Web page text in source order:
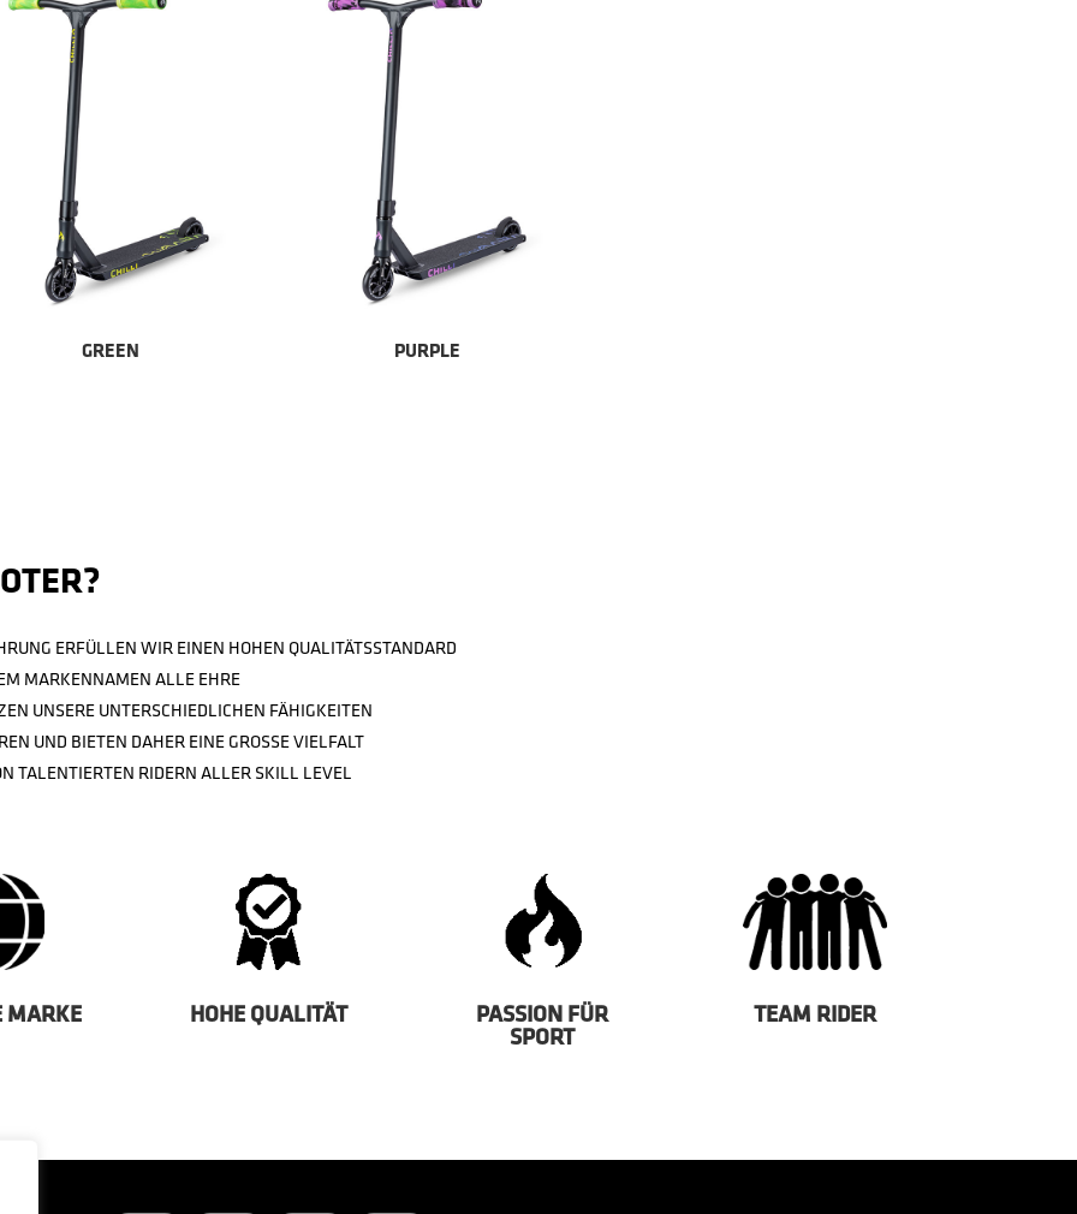
GREEN PURPLE
ERFÜLLEN WIR EINEN HOHEN QUALITÄTSSTANDARD
MARKENNAMEN ALLE EHRE
UNSERE UNTERSCHIEDLICHEN FÄHIGKEITEN
UND BIETEN DAHER EINE GROSSE VIELFALT
TALENTIERTEN RIDERN ALLER SKILL LEVEL
MARKE HOHE QUALITÄT
PASSION FÜR
SPORT
TEAM RIDER